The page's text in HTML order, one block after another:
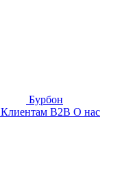
Бурбон
Клиентам B2B О нас